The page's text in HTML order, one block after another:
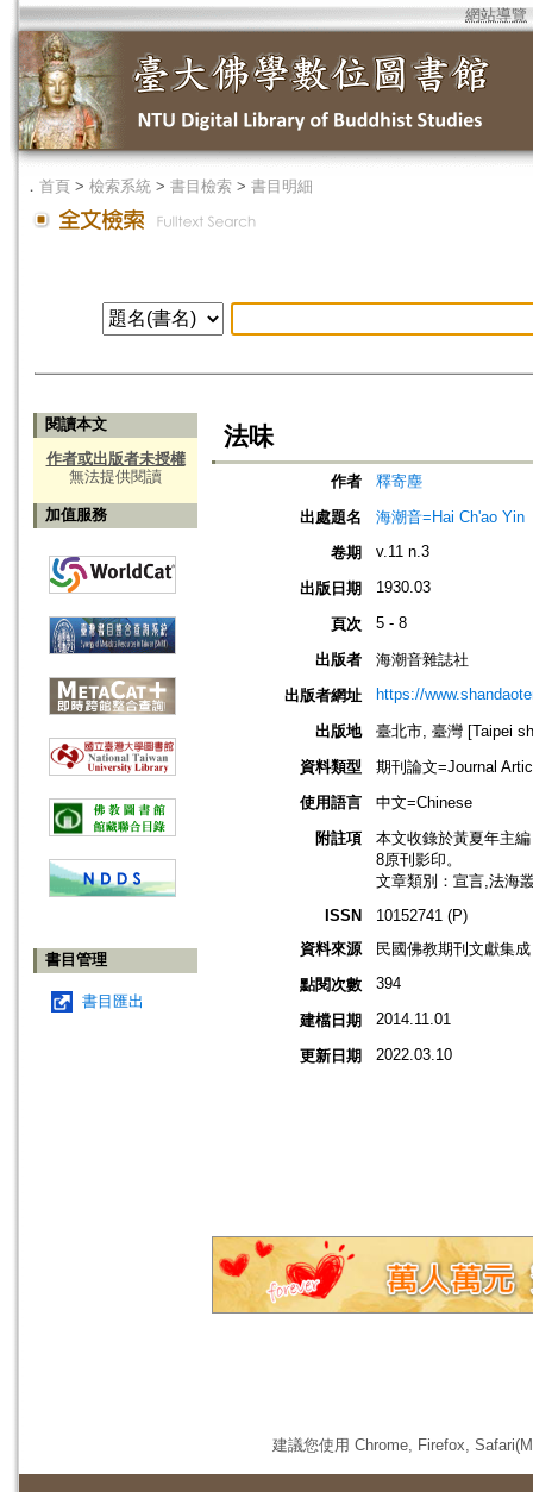
網站導覽
． 首頁 > 檢索系統 > 書目檢索 > 書目明細
閱讀本文
作者或出版者未授權
無法提供閱讀
加值服務
書目管理
書目匯出
法味
作者
釋寄塵
出處題名
海潮音=Hai Ch'ao Yin
卷期
v.11 n.3
出版日期 1930.03
頁次 5 - 8
出版者
海潮音雜誌社
出版者網址
https://
出版地
臺北市, 臺灣 [Taipei
資料類型
期刊論文=Journal
使用語言
中文=Chinese
附註項
本文收錄於黃夏年主
8原刊影印。
文章類別：宣言,法海
ISSN
10152741 (P)
資料來源
民國佛教期刊文獻集
點閱次數
394
建檔日期 2014.11.01
更新日期 2022.03.10
建議您使用 Chrome, Firefox,